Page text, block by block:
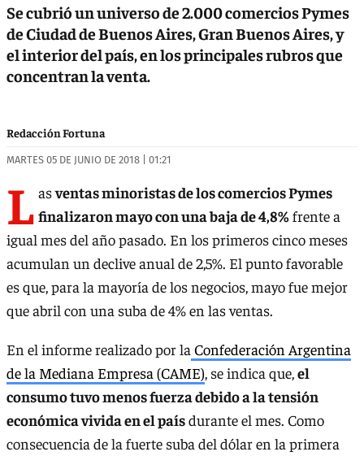
Se cubrió un universo de 2.000 comercios Pymes
de Ciudad de Buenos Aires, Gran Buenos Aires, y
el interior del país, en los principales rubros que
concentran la venta.
Redacción Fortuna
MARTES 05 DE JUNIO DE 2018 | 01:21
L asventas minoristas de los comercios Pymes
finalizaron mayo con una baja de 4,8%frente a
igual mes del año pasado. En los primeros cinco meses
acumulan un declive anual de 2,5%. El punto favorable
es que, para la mayoría de los negocios, mayo fue mejor
que abril con una suba de 4% en las ventas.
En el informe realizado por la Confederación Argentina
de la Mediana Empresa (CAME), se indica que,el
consumo tuvo menos fuerza debido a la tensión
económica vivida en el paísdurante el mes. Como
consecuencia de la fuerte suba del dólar en la primera